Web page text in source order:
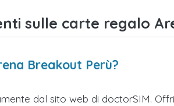
sulle carte regalo
Breakout Perù?
dal sito web di doctorSIM.